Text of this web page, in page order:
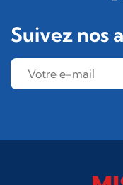
Suivez nos